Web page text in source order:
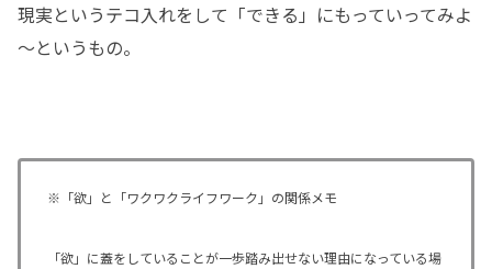
現実というテコ入れをして「できる」にもっていってみよ
～というもの。
※「欲」と「ワクワクライフワーク」の関係メモ
「欲」に蓋をしていることが一歩踏み出せない理由になっている場